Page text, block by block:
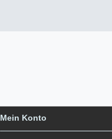
Mein Konto